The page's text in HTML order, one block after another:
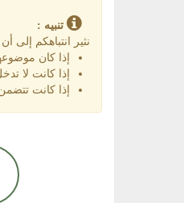
content
تنبيه :
نثير انتباهكم إلى
إذا كان
إذا كانت لا
إذا كانت تتضمن